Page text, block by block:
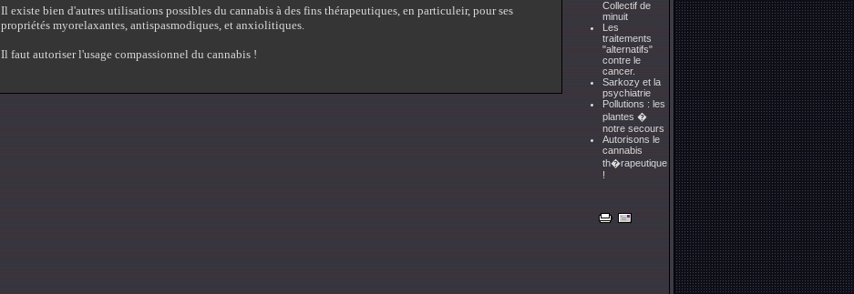
Il existe bien d'autres utilisations possibles du cannabis à des fins thérapeutiques, en particuleir, pour ses
propriétés myorelaxantes, antispasmodiques, et anxiolitiques.
Il faut autoriser l'usage compassionnel du cannabis !
Collectif de
minuit
Les
traitements
"alternatifs"
contre le
cancer.
Sarkozy et la
psychiatrie
Pollutions : les
plantes �
notre secours
Autorisons le
cannabis
th�rapeutique
!